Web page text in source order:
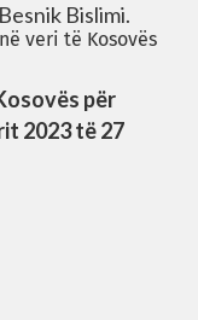
Bislimi.
veri të Kosovës
për
2023 të 27